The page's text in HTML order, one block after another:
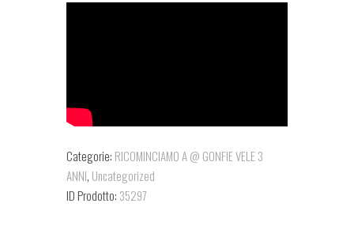
Categorie: RICOMINCIAMO A @ GONFIE VELE 3
ANNI, Uncategorized
ID Prodotto: 35297